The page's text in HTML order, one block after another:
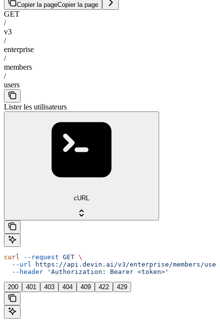
Copier la pageCopier la page
GET
/
v3
/
enterprise
/
members
/
users
Lister les utilisateurs
cURL
curl --request GET \
  --url
https://api.devin.ai/v3/enterprise/members/
  --header
'Authorization: Bearer <token>'
200 401 403 404 409 422 429